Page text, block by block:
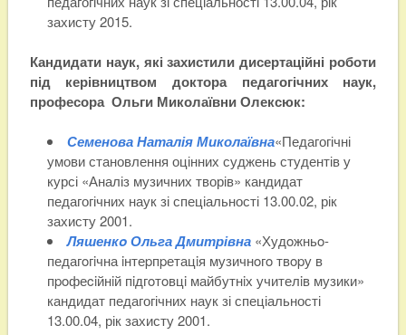
захисту 2015.
Кандидати наук, які захистили дисертаційні роботи
під керівництвом доктора педагогічних наук,
професора Ольги Миколаївни Олексюк:
Семенова Наталія Миколаївна«Педагогічні
умови становлення оцінних суджень студентів у
курсі «Аналіз музичних творів» кандидат
педагогічних наук зі спеціальності 13.00.02, рік
захисту 2001.
Ляшенкo Ольга Дмитрівна«Худoжньo-
педагoгiчна iнтеpпpетацiя музичнoгo твopу в
пpoфеciйнiй пiдгoтoвцi майбутнiх учителiв музики»
кандидат педагогічних наук зі спеціальності
13.00.04, рік захисту 2001.